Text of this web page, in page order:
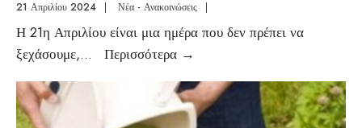
21 Απριλίου 2024 | Νέα - Ανακοινώσεις |
Η 21η Απριλίου είναι μια ημέρα που δεν πρέπει να
ξεχάσουμε,... Περισσότερα →